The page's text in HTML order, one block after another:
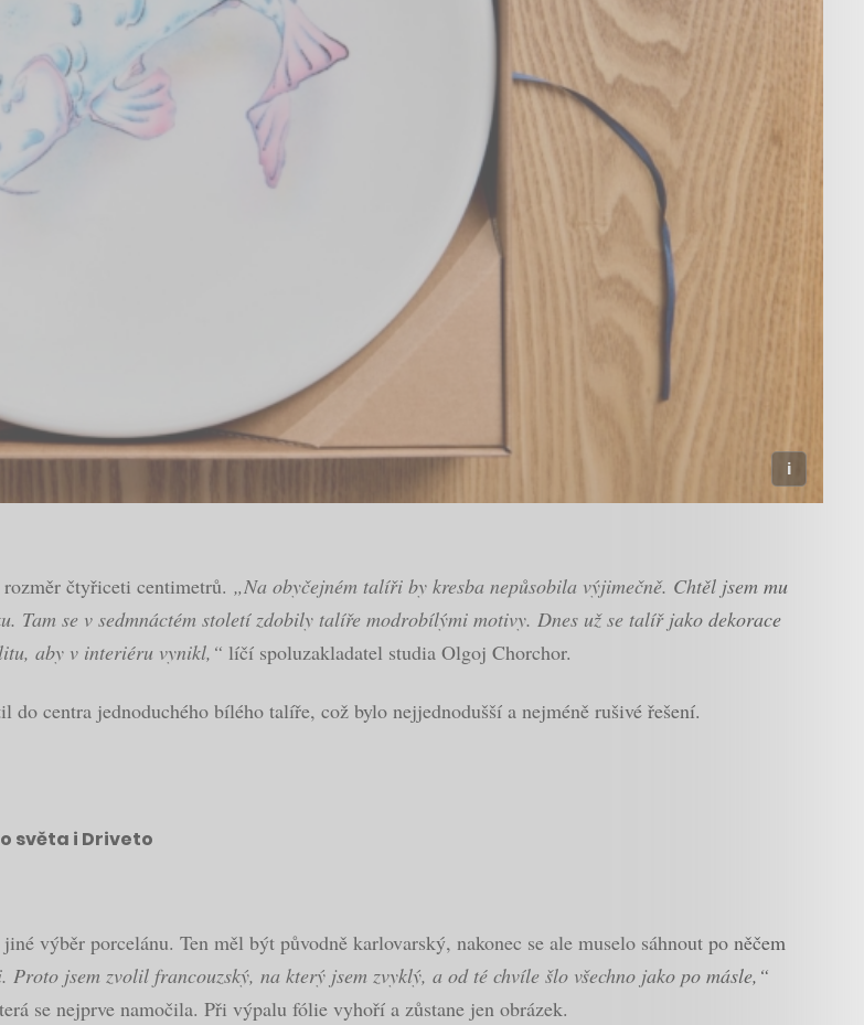
čtyřiceti centimetrů. „Na obyčejném talíři by kresba nepůsobila výjimečně. Chtěl jsem mu
se v sedmnáctém století zdobily talíře modrobílými motivy. Dnes už se talíř jako dekorace
aby v interiéru vynikl,“ líčí spoluzakladatel studia Olgoj Chorchor.
centra jednoduchého bílého talíře, což bylo nejjednodušší a nejméně rušivé řešení.
světa i Driveto
výběr porcelánu. Ten měl být původně karlovarský, nakonec se ale muselo sáhnout po něčem
jsem zvolil francouzský, na který jsem zvyklý, a od té chvíle šlo všechno jako po másle,“
se nejprve namočila. Při výpalu fólie vyhoří a zůstane jen obrázek.